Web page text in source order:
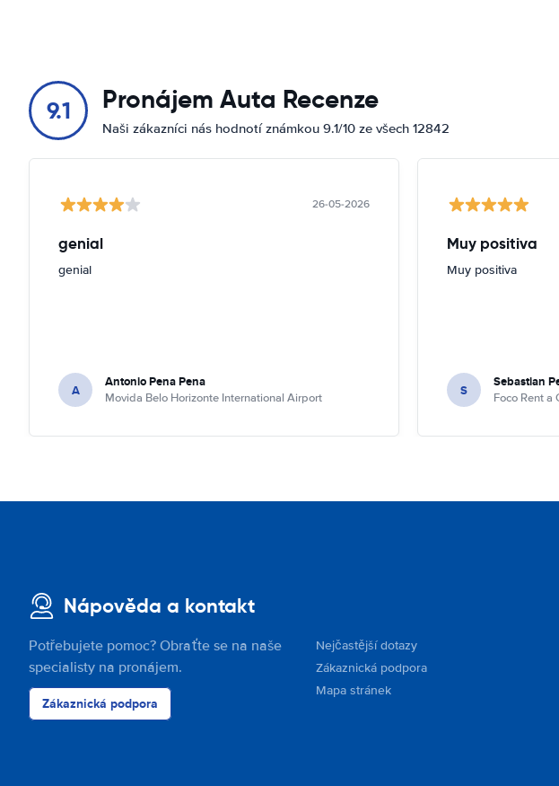
9.1 Pronájem Auta Recenze
Naši zákazníci nás hodnotí známkou 9.1/10 ze všech 12842
26-05-2026
genial
genial
A Antonio Pena Pena
Movida Belo Horizonte International Airport
Muy positiva
Muy positiva
S Sebastian
Foco Rent a
Nápověda a kontakt
Potřebujete pomoc? Obraťte se na naše
specialisty na pronájem.
Zákaznická podpora
Nejčastější dotazy
Zákaznická podpora
Mapa stránek